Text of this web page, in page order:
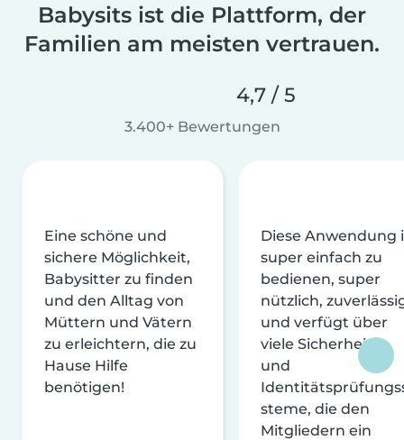
Babysits ist die Plattform, der
Familien am meisten vertrauen.
4,7 / 5
3.400+ Bewertungen
Eine schöne und
sichere Möglichkeit,
Babysitter zu finden
und den Alltag von
Müttern und Vätern
zu erleichtern, die zu
Hause Hilfe
benötigen!
Diese Anwendung
super einfach zu
bedienen, super
nützlich,
und verfügt über
viele Sicherheits-
und
steme, die den
Mitgliedern ein